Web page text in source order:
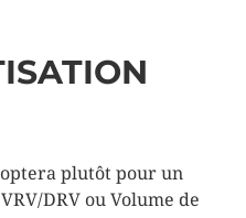
plutôt pour un
DRV ou Volume de